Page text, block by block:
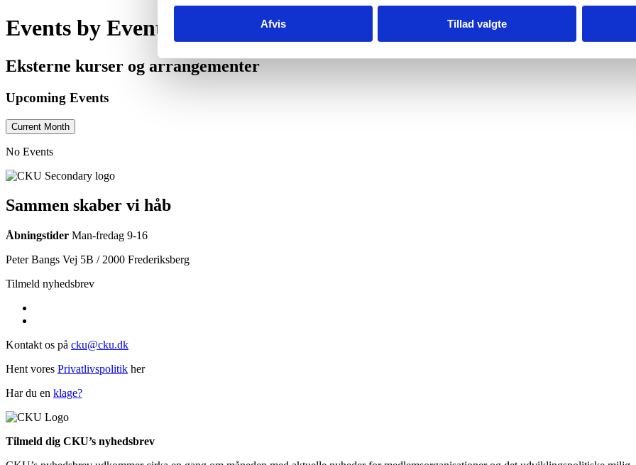
Afvis Tillad valgte
Events by Event Type
Eksterne kurser og arrangementer
Upcoming Events
Current Month
No Events
Sammen skaber vi håb
Åbningstider Man-fredag 9-16
Peter Bangs Vej 5B / 2000 Frederiksberg
Tilmeld nyhedsbrev
Kontakt os på cku@cku.dk
Hent vores Privatlivspolitik her
Har du en klage?
Tilmeld dig CKU’s nyhedsbrev